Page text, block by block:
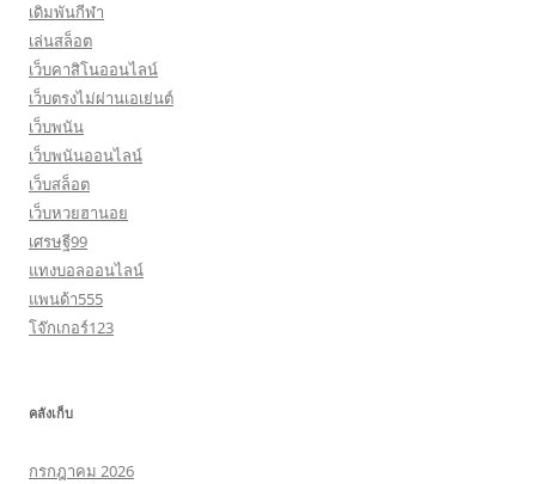
เดิมพันกีฬา
เล่นสล็อต
เว็บคาสิโนออนไลน์
เว็บตรงไม่ผ่านเอเย่นต์
เว็บพนัน
เว็บพนันออนไลน์
เว็บสล็อต
เว็บหวยฮานอย
เศรษฐี99
แทงบอลออนไลน์
แพนด้า555
โจ๊กเกอร์123
คลังเก็บ
กรกฎาคม 2026